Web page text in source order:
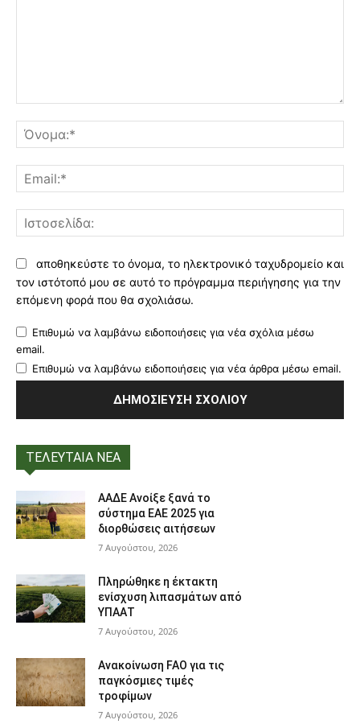
αποθηκεύστε το όνομα, το ηλεκτρονικό ταχυδρομείο και
τον ιστότοπό μου σε αυτό το πρόγραμμα περιήγησης για την
επόμενη φορά που θα σχολιάσω.
Επιθυμώ να λαμβάνω ειδοποιήσεις για νέα σχόλια μέσω
email.
Επιθυμώ να λαμβάνω ειδοποιήσεις για νέα άρθρα μέσω email.
ΤΕΛΕΥΤΑΙΑ ΝΕΑ
ΑΑΔΕ Ανοίξε ξανά το
σύστημα ΕΑΕ 2025 για
διορθώσεις αιτήσεων
7 Αυγούστου, 2026
Πληρώθηκε η έκτακτη
ενίσχυση λιπασμάτων από
ΥΠΑΑΤ
7 Αυγούστου, 2026
Ανακοίνωση FAO για τις
παγκόσμιες τιμές
τροφίμων
7 Αυγούστου, 2026